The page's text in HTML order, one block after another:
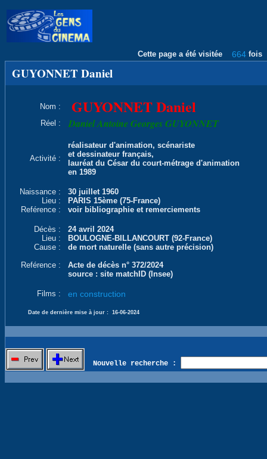
Cette page a été visitée 664 fois
GUYONNET Daniel
Nom : GUYONNET Daniel
Réel : Daniel Antoine Georges GUYONNET
Activité :
réalisateur d'animation, scénariste
et dessinateur français,
lauréat du César du court-métrage d'animation
en 1989
Naissance :
30 juillet 1960
Lieu :
PARIS 15ème (75-France)
Reférence :
voir bibliographie et remerciements
Décès :
24 avril 2024
Lieu :
BOULOGNE-BILLANCOURT (92-France)
Cause :
de mort naturelle (sans autre précision)
Reférence :
Acte de décès n° 372/2024
source : site matchID (Insee)
Films : en construction
Date de dernière mise à jour : 16-06-2024
Nouvelle recherche :